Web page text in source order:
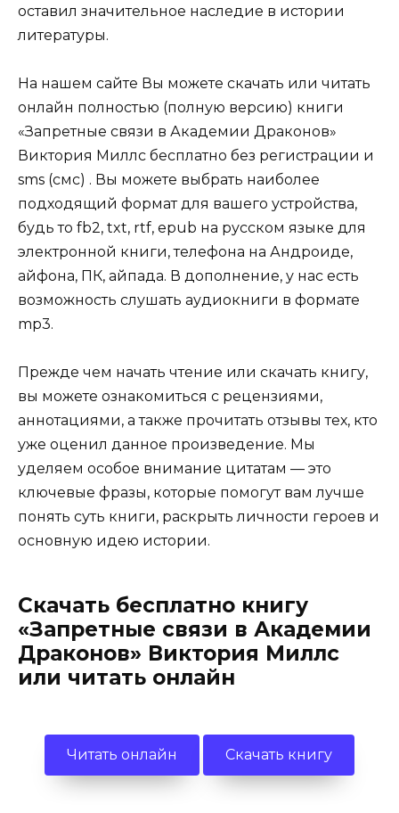
оставил значительное наследие в истории
литературы.
На нашем сайте Вы можете скачать или читать
онлайн полностью (полную версию) книги
«Запретные связи в Академии Драконов»
Виктория Миллс бесплатно без регистрации и
sms (смс) . Вы можете выбрать наиболее
подходящий формат для вашего устройства,
будь то fb2, txt, rtf, epub на русском языке для
электронной книги, телефона на Андроиде,
айфона, ПК, айпада. В дополнение, у нас есть
возможность слушать аудиокниги в формате
mp3.
Прежде чем начать чтение или скачать книгу,
вы можете ознакомиться с рецензиями,
аннотациями, а также прочитать отзывы тех, кто
уже оценил данное произведение. Мы
уделяем особое внимание цитатам — это
ключевые фразы, которые помогут вам лучше
понять суть книги, раскрыть личности героев и
основную идею истории.
Скачать бесплатно книгу
«Запретные связи в Академии
Драконов» Виктория Миллс
или читать онлайн
Читать онлайн Скачать книгу